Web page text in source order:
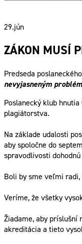
29.jún
ZÁKON MUSÍ
Predseda
nevyjasneným
Poslanecký klub
plagiátorstva.
Na základe udalosti
aby spoločne do
spravodlivosti
Boli by sme veľmi
Veríme, že všetky
Žiadame, aby
akreditácia a tieto